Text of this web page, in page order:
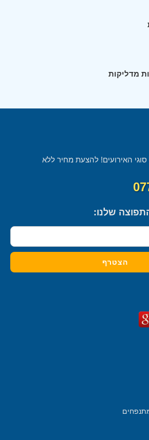
מדליקות
האירועים! להצעת מחיר ללא
שלנו: